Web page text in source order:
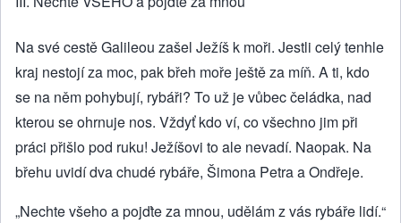
Na své cestě Galileou zašel Ježíš k moři. Jestli celý tenhle
kraj nestojí za moc, pak břeh moře ještě za míň. A ti, kdo
se na něm pohybují, rybáři? To už je vůbec čeládka, nad
kterou se ohrnuje nos. Vždyť kdo ví, co všechno jim při
práci přišlo pod ruku! Ježíšovi to ale nevadí. Naopak. Na
břehu uvidí dva chudé rybáře, Šimona Petra a Ondřeje.
„Nechte všeho a pojďte za mnou, udělám z vás rybáře lidí.“